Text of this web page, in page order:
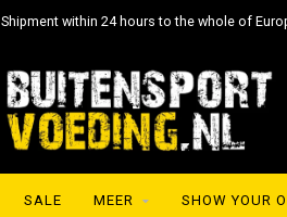
Shipment within 24 hours to the whole of
SALE MEER SHOW YOUR